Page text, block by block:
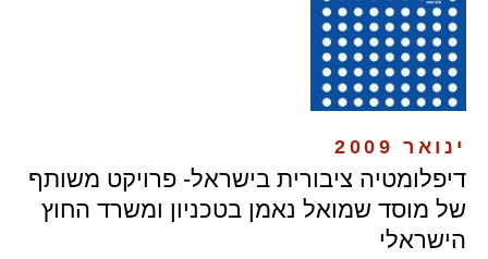
ינואר 2009
דיפלומטיה ציבורית בישראל- פרויקט משותף
של מוסד שמואל נאמן בטכניון ומשרד החוץ
הישראלי